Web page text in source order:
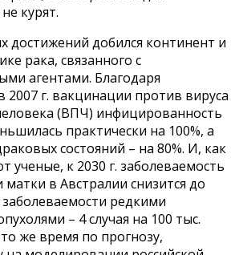
курят.
достижений добился континент и
рака, связанного с
агентами. Благодаря
2007 г. вакцинации против вируса
(ВПЧ) инфицированность
практически на 100%, а
состояний – на 80%. И, как
ученые, к 2030 г. заболеваемость
в Австралии снизится до
редкими
– 4 случая на 100 тыс.
же время по прогнозу,